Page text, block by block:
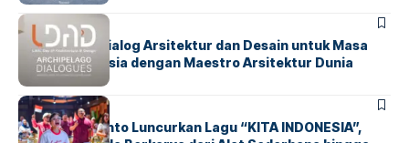
BERITAHOME
LDAD 2026: Dialog Arsitektur dan Desain untuk Masa
Depan Indonesia dengan Maestro Arsitektur Dunia
BERITAINDEX
Marissa Sutanto Luncurkan Lagu “KITA INDONESIA”,